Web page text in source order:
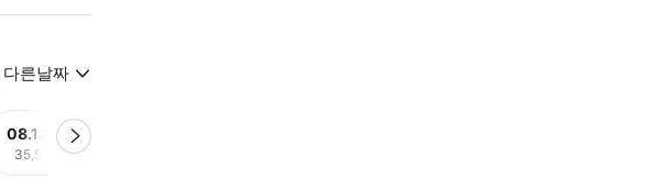
다른날짜
08.12(수)
35,575원